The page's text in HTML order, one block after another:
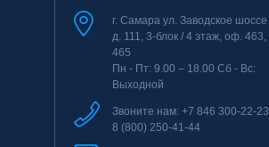
г. Самара ул. Заводское шоссе
д. 111, 3-блок / 4 этаж, оф. 463,
465
Пн - Пт: 9.00 – 18.00 Сб - Вс:
Выходной
Звоните нам:+7 846 300-22-23
8 (800) 250-41-44